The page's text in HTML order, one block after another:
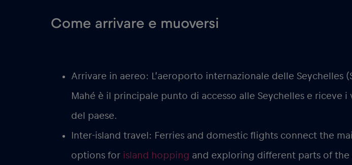
Come arrivare e muoversi
Arrivare in aereo: L’aeroporto internazionale delle Seychelles
Mahé è il principale punto di accesso alle Seychelles e riceve
del paese.
Inter-island travel: Ferries and domestic flights connect the
options for island hopping and exploring different parts of the